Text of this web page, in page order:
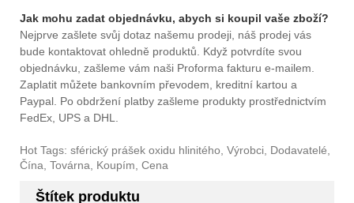
Jak mohu zadat objednávku, abych si koupil vaše zboží?
Nejprve zašlete svůj dotaz našemu prodeji, náš prodej vás
bude kontaktovat ohledně produktů. Když potvrdíte svou
objednávku, zašleme vám naši Proforma fakturu e-mailem.
Zaplatit můžete bankovním převodem, kreditní kartou a
Paypal. Po obdržení platby zašleme produkty prostřednictvím
FedEx, UPS a DHL.
Hot Tags: sférický prášek oxidu hlinitého, Výrobci, Dodavatelé,
Čína, Továrna, Koupím, Cena
Štítek produktu